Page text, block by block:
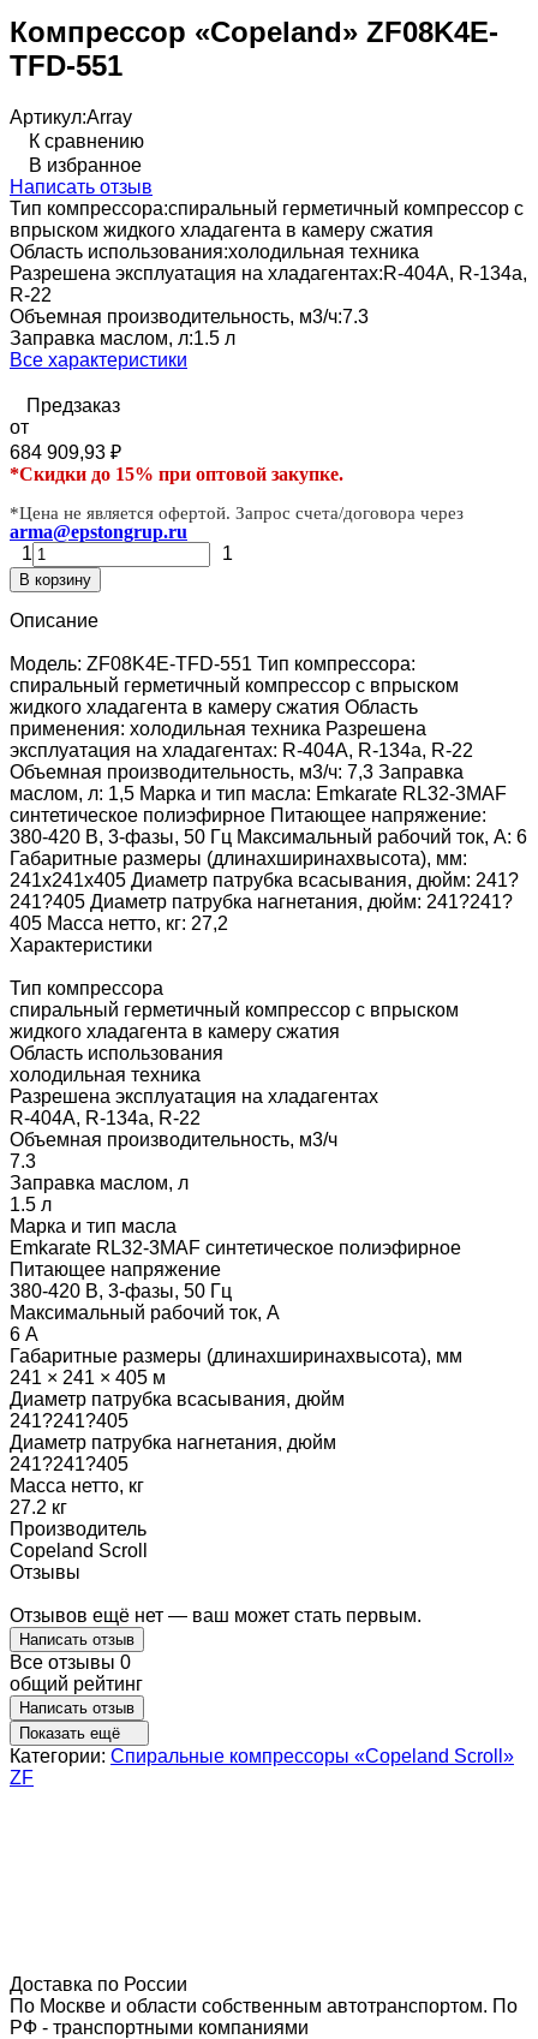
Компрессор «Copeland» ZF08K4E-
TFD-551
Артикул:Array
К сравнению
В избранное
Написать отзыв
Тип компрессора:спиральный герметичный компрессор с
впрыском жидкого хладагента в камеру сжатия
Область использования:холодильная техника
Разрешена эксплуатация на хладагентах:R-404А, R-134a,
R-22
Объемная производительность, м3/ч:7.3
Заправка маслом, л:1.5 л
Все характеристики
Предзаказ
от
684 909,93 ₽
*Скидки до 15% при оптовой закупке.
*Цена не является офертой. Запрос счета/договора через
arma@epstongrup.ru
1
1
В корзину
Описание
Модель: ZF08K4E-TFD-551 Тип компрессора:
спиральный герметичный компрессор с впрыском
жидкого хладагента в камеру сжатия Область
применения: холодильная техника Разрешена
эксплуатация на хладагентах: R-404А, R-134a, R-22
Объемная производительность, м3/ч: 7,3 Заправка
маслом, л: 1,5 Марка и тип масла: Emkarate RL32-3MAF
синтетическое полиэфирное Питающее напряжение:
380-420 В, 3-фазы, 50 Гц Максимальный рабочий ток, А: 6
Габаритные размеры (длинаxширинаxвысота), мм:
241x241x405 Диаметр патрубка всасывания, дюйм: 241?
241?405 Диаметр патрубка нагнетания, дюйм: 241?241?
405 Масса нетто, кг: 27,2
Характеристики
Тип компрессора
спиральный герметичный компрессор с впрыском
жидкого хладагента в камеру сжатия
Область использования
холодильная техника
Разрешена эксплуатация на хладагентах
R-404А, R-134a, R-22
Объемная производительность, м3/ч
7.3
Заправка маслом, л
1.5 л
Марка и тип масла
Emkarate RL32-3MAF синтетическое полиэфирное
Питающее напряжение
380-420 В, 3-фазы, 50 Гц
Максимальный рабочий ток, А
6 А
Габаритные размеры (длинаxширинаxвысота), мм
241 × 241 × 405 м
Диаметр патрубка всасывания, дюйм
241?241?405
Диаметр патрубка нагнетания, дюйм
241?241?405
Масса нетто, кг
27.2 кг
Производитель
Copeland Scroll
Отзывы
Отзывов ещё нет — ваш может стать первым.
Написать отзыв
Все отзывы 0
общий рейтинг
Написать отзыв
Показать ещё
Категории: Спиральные компрессоры «Copeland Scroll»
ZF
Доставка по России
По Москве и области собственным автотранспортом. По
РФ - транспортными компаниями